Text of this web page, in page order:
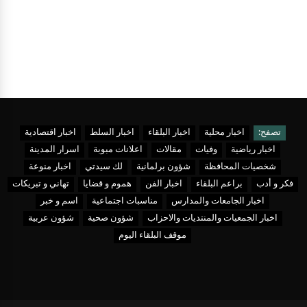
تصفح: اخبار محلية اخبار البلقاء اخبار السلط
اخبار اقتصادية
اخبار رياضية
وفيات مقالات اعلانات مبوبة
اسرار المدينة
شخصيات المحافظة
شؤون برلمانية لك سيدتي
اخبار منوعة
فكر و أدب
براعم البلقاء اخبار الفن هموم و قضايا
تهاني و تبريكات
اخبار الجامعات والمدارس
مناسبات اجتماعية
اسم و خبر
اخبار الجمعيات والمنتديات والاحزاب
شؤون صحية
شؤون عربية
موقف البلقاء اليوم